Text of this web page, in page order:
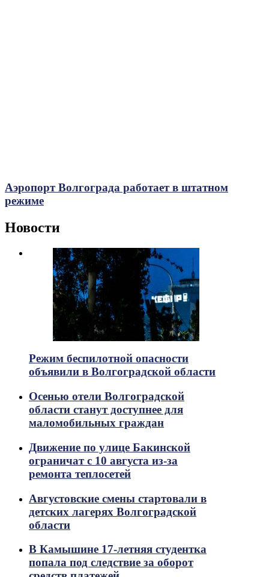
Аэропорт Волгограда работает в штатном
режиме
Новости
Режим беспилотной опасности
объявили в Волгоградской области
Осенью отели Волгоградской
области станут доступнее для
маломобильных граждан
Движение по улице Бакинской
ограничат с 10 августа из-за
ремонта теплосетей
Августовские смены стартовали в
детских лагерях Волгоградской
области
В Камышине 17-летняя студентка
попала под следствие за оборот